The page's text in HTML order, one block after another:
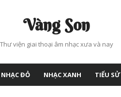
Vàng Son
Thư viện giai thoại âm nhạc xưa và nay
NHẠC ĐỎ NHẠC XANH TIỂU SỬ